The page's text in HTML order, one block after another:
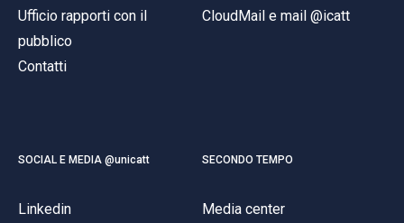
Ufficio rapporti con il
pubblico
Contatti
CloudMail e mail @icatt
SOCIAL E MEDIA @unicatt
Linkedin
SECONDO TEMPO
Media center